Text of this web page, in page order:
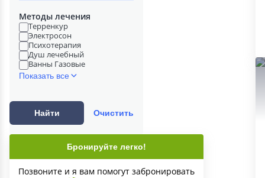
Методы лечения
Терренкур
Электросон
Психотерапия
Душ лечебный
Ванны Газовые
Показать все
Найти Очистить
Бронируйте легко!
Позвоните и я вам помогут забронировать